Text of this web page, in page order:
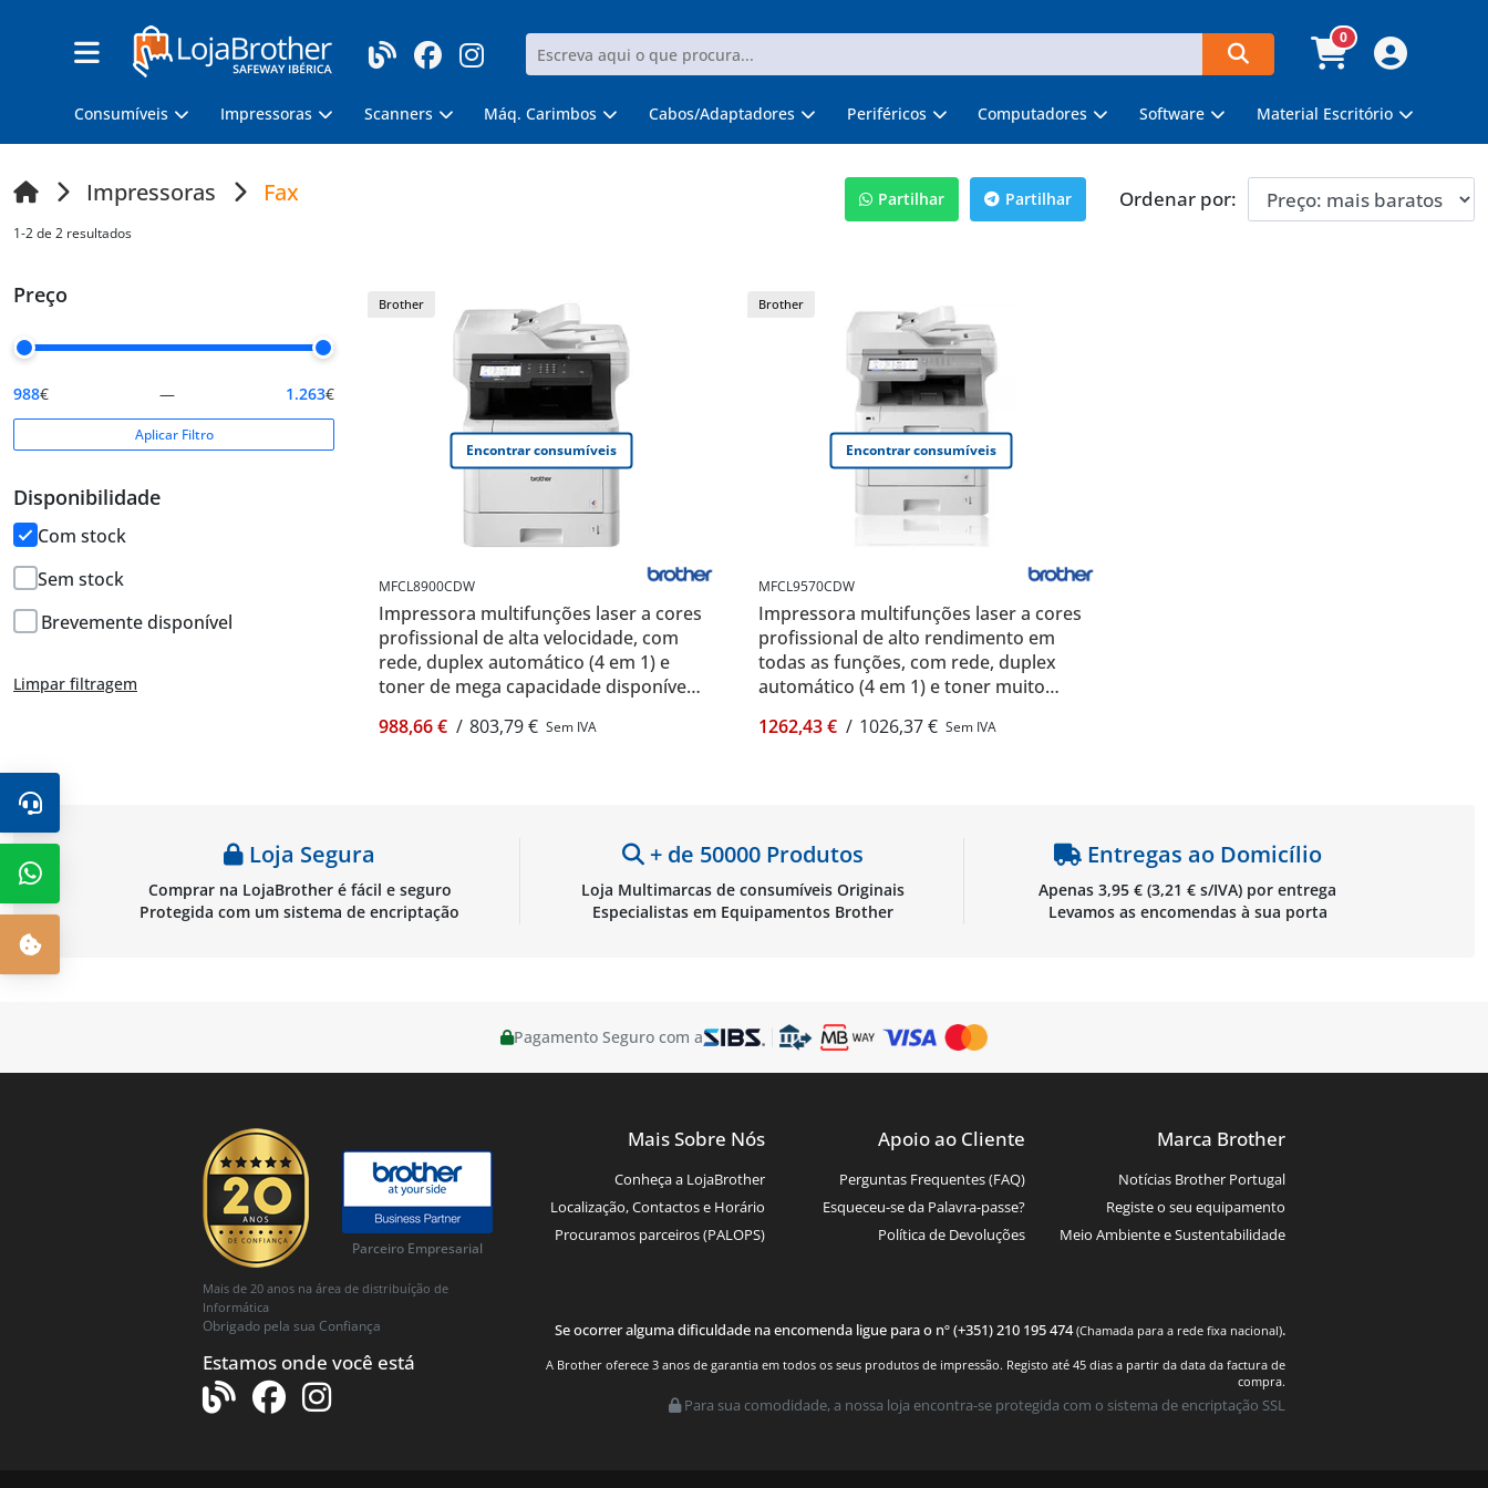
0
Consumíveis Impressoras Scanners Máq. Carimbos Cabos/Adaptadores Periféricos Computadores Software Material Escritório
Impressoras Fax
1-2 de 2 resultados
Partilhar Partilhar Ordenar por:
Preço
988€ — 1.263€
Aplicar Filtro
Disponibilidade
Com stock
Sem stock
Brevemente disponível
Limpar filtragem
Encontrar consumíveis
Brother
MFCL8900CDW
Impressora multifunções laser a cores
profissional de alta velocidade, com
rede, duplex automático (4 em 1) e
toner de mega capacidade disponível -
988,66 € / 803,79 € Sem IVA
Encontrar consumíveis
Brother
MFCL9570CDW
Impressora multifunções laser a cores
profissional de alto rendimento em
todas as funções, com rede, duplex
automático (4 em 1) e toner muito
1262,43 € / 1026,37 € Sem IVA
Loja Segura
Comprar na LojaBrother é fácil e seguro
Protegida com um sistema de encriptação
+ de 50000 Produtos
Loja Multimarcas de consumíveis Originais
Especialistas em Equipamentos Brother
Entregas ao Domicílio
Apenas 3,95 € (3,21 € s/IVA) por entrega
Levamos as encomendas à sua porta
Pagamento Seguro com a
Parceiro Empresarial
Mais de 20 anos na área de distribuíção de
Informática
Obrigado pela sua Confiança
Estamos onde você está
Mais Sobre Nós
Conheça a LojaBrother
Localização, Contactos e Horário
Procuramos parceiros (PALOPS)
Apoio ao Cliente
Perguntas Frequentes (FAQ)
Esqueceu-se da Palavra-passe?
Política de Devoluções
Marca Brother
Notícias Brother Portugal
Registe o seu equipamento
Meio Ambiente e Sustentabilidade
Se ocorrer alguma dificuldade na encomenda ligue para o nº (+351) 210 195 474(Chamada para a rede fixa nacional).
A Brother oferece 3 anos de garantia em todos os seus produtos de impressão. Registo até 45 dias a partir da data da factura de
compra.
Para sua comodidade, a nossa loja encontra-se protegida com o sistema de encriptação SSL